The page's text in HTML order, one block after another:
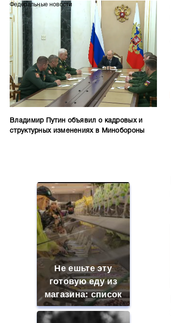
Федеральные новости
Владимир Путин объявил о кадровых и
структурных изменениях в Минобороны
Не ешьте эту
готовую еду из
магазина: список